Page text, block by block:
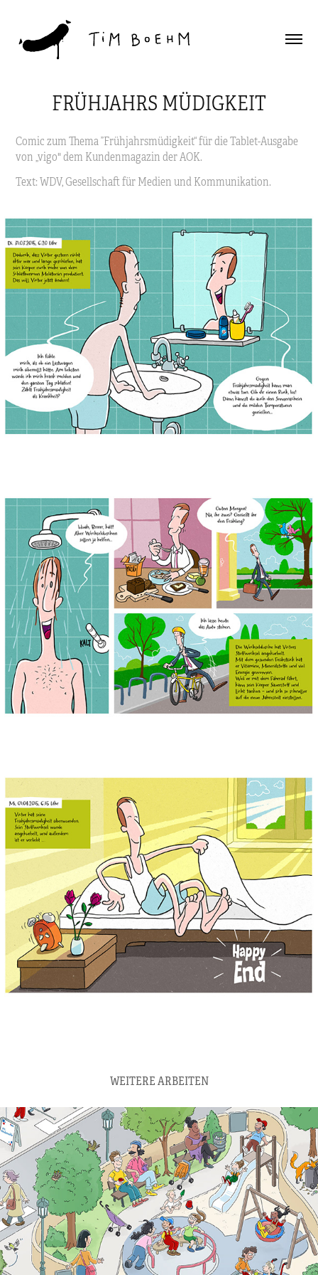
FRÜHJAHRS MÜDIGKEIT
Comic zum Thema ”Frühjahrsmüdigkeit“ für die Tablet-Ausgabe
von „vigo" dem Kundenmagazin der AOK.
Text: WDV, Gesellschaft für Medien und Kommunikation.
WEITERE ARBEITEN
SCHUL-WIMMELPOSTER